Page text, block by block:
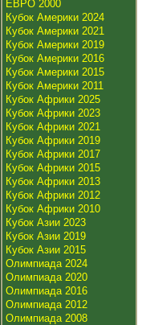
ЕВРО 2000
Кубок Америки 2024
Кубок Америки 2021
Кубок Америки 2019
Кубок Америки 2016
Кубок Америки 2015
Кубок Америки 2011
Кубок Африки 2025
Кубок Африки 2023
Кубок Африки 2021
Кубок Африки 2019
Кубок Африки 2017
Кубок Африки 2015
Кубок Африки 2013
Кубок Африки 2012
Кубок Африки 2010
Кубок Азии 2023
Кубок Азии 2019
Кубок Азии 2015
Олимпиада 2024
Олимпиада 2020
Олимпиада 2016
Олимпиада 2012
Олимпиада 2008